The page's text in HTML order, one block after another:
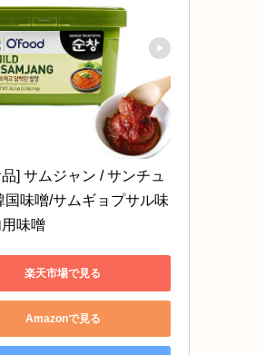
] サムジャン / サンチュ
国味噌/サムギョプサル味
味噌
楽天市場で見る
Amazonで見る